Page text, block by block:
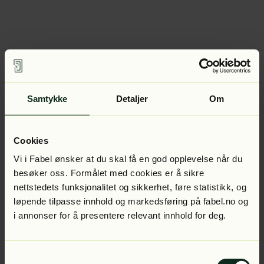
Samtykke Detaljer Om
Cookies
Vi i Fabel ønsker at du skal få en god opplevelse når du
besøker oss. Formålet med cookies er å sikre
nettstedets funksjonalitet og sikkerhet, føre statistikk, og
løpende tilpasse innhold og markedsføring på fabel.no og
i annonser for å presentere relevant innhold for deg.